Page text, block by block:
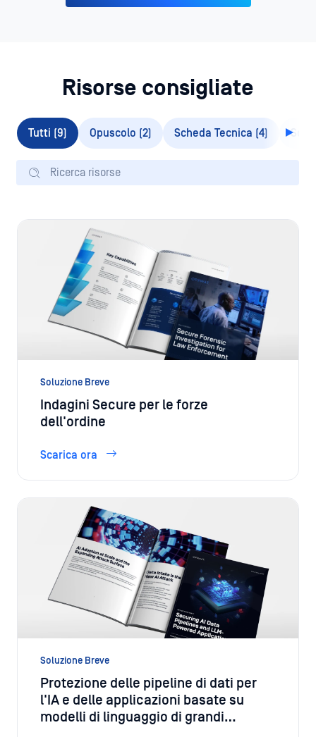
Risorse consigliate
Soluzione Breve
Indagini Secure per le forze
Scarica ora
Soluzione Breve
Protezione delle pipeline di dati per
l'IA e delle applicazioni basate su
modelli di linguaggio di grandi
dimensioni (LLM)
Scarica ora